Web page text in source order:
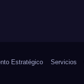
Estratégico Servicios